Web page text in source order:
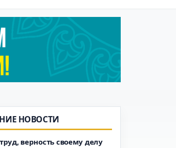
НОВОСТИ
верность своему делу